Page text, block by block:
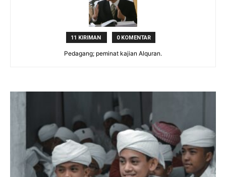
11 KIRIMAN 0 KOMENTAR
Pedagang; peminat kajian Alquran.